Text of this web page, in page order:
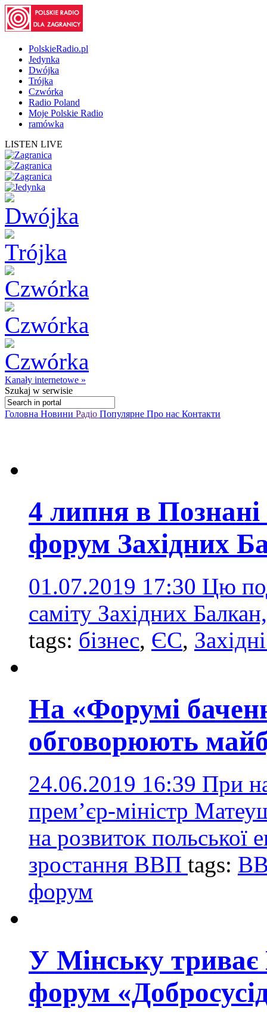
PolskieRadio.pl
Jedynka
Dwójka
Trójka
Czwórka
Radio Poland
Moje Polskie Radio
ramówka
LISTEN LIVE
Kanały internetowe »
Szukaj w serwisie
Головна Новини Радіо Популярне Про нас Контакти
4 липня в Познані
форум Західних
01.07.2019 17:30 Цю
саміту Західних
tags: бізнес, ЄС,
На «Форумі
обговорюють
24.06.2019 16:39 При
прем’єр-міністр
на розвиток польської
зростання ВВП tags:
форум
У Мінську триває
форум